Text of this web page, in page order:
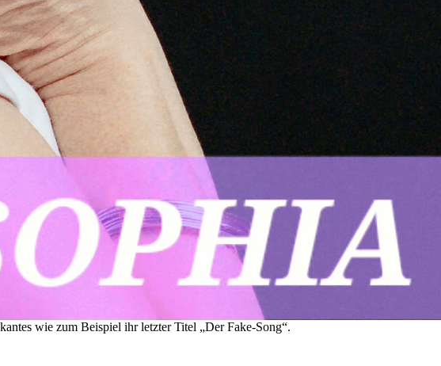
wie zum Beispiel ihr letzter Titel „Der Fake-Song“.